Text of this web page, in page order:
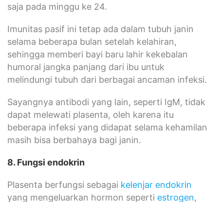
saja pada minggu ke 24.
Imunitas pasif ini tetap ada dalam tubuh janin
selama beberapa bulan setelah kelahiran,
sehingga memberi bayi baru lahir kekebalan
humoral jangka panjang dari ibu untuk
melindungi tubuh dari berbagai ancaman infeksi.
Sayangnya antibodi yang lain, seperti IgM, tidak
dapat melewati plasenta, oleh karena itu
beberapa infeksi yang didapat selama kehamilan
masih bisa berbahaya bagi janin.
8. Fungsi endokrin
Plasenta berfungsi sebagai kelenjar endokrin
yang mengeluarkan hormon seperti estrogen,